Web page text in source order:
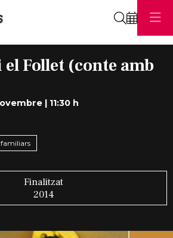
el Follet (conte amb
| 11:30 h
Finalitzat
2014